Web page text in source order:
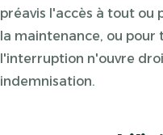
préavis l'accès à tout ou
la maintenance, ou pour
l'interruption n'ouvre
indemnisation.